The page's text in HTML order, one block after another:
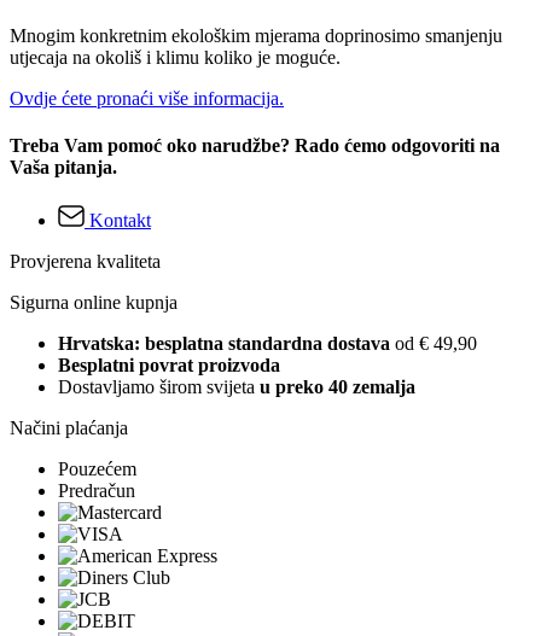
Mnogim konkretnim ekološkim mjerama doprinosimo smanjenju
utjecaja na okoliš i klimu koliko je moguće.
Ovdje ćete pronaći više informacija.
Treba Vam pomoć oko narudžbe? Rado ćemo odgovoriti na
Vaša pitanja.
Kontakt
Provjerena kvaliteta
Sigurna online kupnja
Hrvatska: besplatna standardna dostava od € 49,90
Besplatni povrat proizvoda
Dostavljamo širom svijeta u preko 40 zemalja
Načini plaćanja
Pouzećem
Predračun